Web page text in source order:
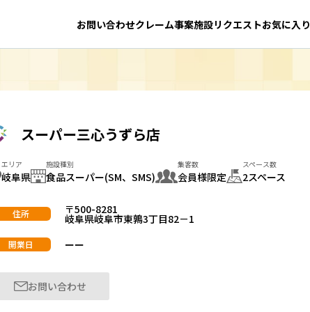
お問い合わせクレーム事案施設リクエストお気に入り
スーパー三心うずら店
エリア
岐阜県
施設種別
食品スーパー(SM、SMS)
集客数
会員様限定
スペース数
2スペース
住所 〒500-8281
岐阜県岐阜市東鶉3丁目82－1
開業日 ーー
お問い合わせ